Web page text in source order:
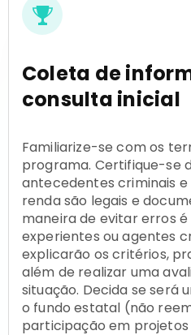
Coleta de
consulta inicial
Familiarize-se com os
programa. Certifique-se
antecedentes criminais e
renda são legais e
maneira de evitar erros
experientes ou agentes
explicarão os critérios,
além de realizar uma
situação. Decida se será
o fundo estatal (não
participação em